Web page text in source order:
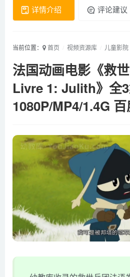
详情介绍 评论建议
当前位置： 首页 视频资源库 儿童影院
法国动画电影《救
Livre 1: Julith》全
1080P/MP4/1.4G